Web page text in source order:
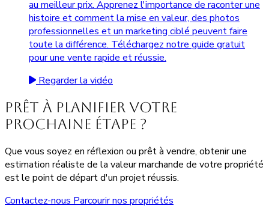
au meilleur prix. Apprenez l'importance de raconter une
histoire et comment la mise en valeur, des photos
professionnelles et un marketing ciblé peuvent faire
toute la différence. Téléchargez notre guide gratuit
pour une vente rapide et réussie.
Regarder la vidéo
Prêt à planifier votre
prochaine étape ?
Que vous soyez en réflexion ou prêt à vendre, obtenir une
estimation réaliste de la valeur marchande de votre propriété
est le point de départ d'un projet réussis.
Contactez-nous Parcourir nos propriétés